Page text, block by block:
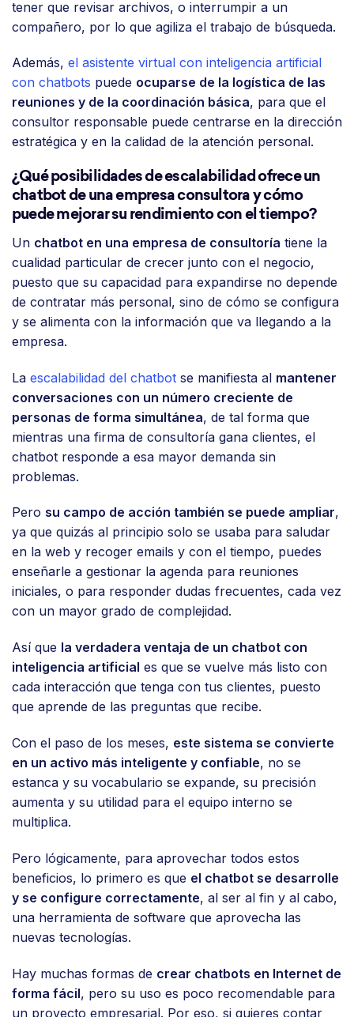
tener que revisar archivos, o interrumpir a un
compañero, por lo que agiliza el trabajo de búsqueda.
Además, el asistente virtual con inteligencia artificial
con chatbots puede ocuparse de la logística de las
reuniones y de la coordinación básica, para que el
consultor responsable puede centrarse en la dirección
estratégica y en la calidad de la atención personal.
¿Qué posibilidades de escalabilidad ofrece un
chatbot de una empresa consultora y cómo
puede mejorar su rendimiento con el tiempo?
Un chatbot en una empresa de consultoría tiene la
cualidad particular de crecer junto con el negocio,
puesto que su capacidad para expandirse no depende
de contratar más personal, sino de cómo se configura
y se alimenta con la información que va llegando a la
empresa.
La escalabilidad del chatbot se manifiesta al mantener
conversaciones con un número creciente de
personas de forma simultánea, de tal forma que
mientras una firma de consultoría gana clientes, el
chatbot responde a esa mayor demanda sin
problemas.
Pero su campo de acción también se puede ampliar,
ya que quizás al principio solo se usaba para saludar
en la web y recoger emails y con el tiempo, puedes
enseñarle a gestionar la agenda para reuniones
iniciales, o para responder dudas frecuentes, cada vez
con un mayor grado de complejidad.
Así que la verdadera ventaja de un chatbot con
inteligencia artificial es que se vuelve más listo con
cada interacción que tenga con tus clientes, puesto
que aprende de las preguntas que recibe.
Con el paso de los meses, este sistema se convierte
en un activo más inteligente y confiable, no se
estanca y su vocabulario se expande, su precisión
aumenta y su utilidad para el equipo interno se
multiplica.
Pero lógicamente, para aprovechar todos estos
beneficios, lo primero es que el chatbot se desarrolle
y se configure correctamente, al ser al fin y al cabo,
una herramienta de software que aprovecha las
nuevas tecnologías.
Hay muchas formas de crear chatbots en Internet de
forma fácil, pero su uso es poco recomendable para
un proyecto empresarial. Por eso, si quieres contar